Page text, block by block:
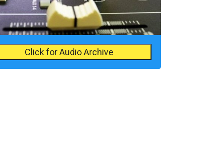
Click for Audio Archive